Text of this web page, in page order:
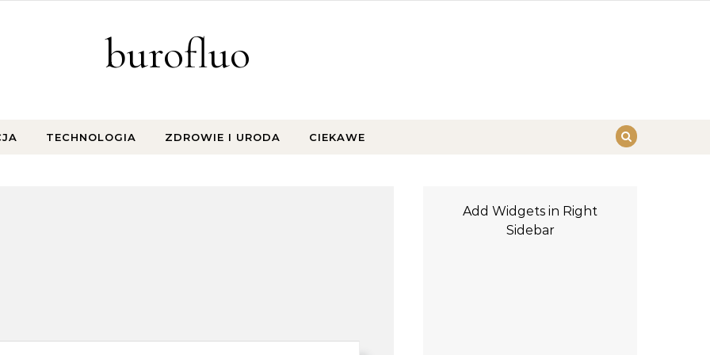
burofluo
TECHNOLOGIA ZDROWIE I URODA CIEKAWE
Add Widgets in Right
Sidebar